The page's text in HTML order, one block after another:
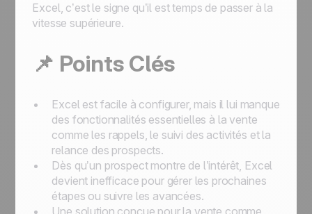
Excel, c’est le signe qu’il est temps de passer à la
vitesse supérieure.
📌 Points Clés
Excel est facile à configurer, mais il lui manque
des fonctionnalités essentielles à la vente
comme les rappels, le suivi des activités et la
relance des prospects.
Dès qu’un prospect montre de l’intérêt, Excel
devient inefficace pour gérer les prochaines
étapes ou suivre les avancées.
Une solution conçue pour la vente comme